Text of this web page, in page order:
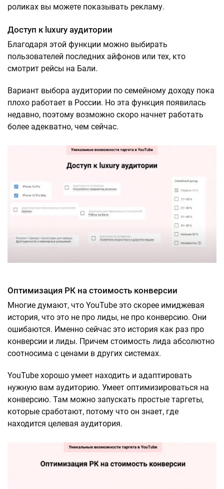
роликах вы можете показывать рекламу.
Доступ к luxury аудитории
Благодаря этой функции можно выбирать
пользователей последних айфонов или тех, кто
смотрит рейсы на Бали.
Вариант выбора аудитории по семейному доходу пока
плохо работает в России. Но эта функция появилась
недавно, поэтому возможно скоро начнет работать
более адекватно, чем сейчас.
Оптимизация РК на стоимость конверсии
Многие думают, что YouTube это скорее имиджевая
история, что это не про лиды, не про конверсию. Они
ошибаются. Именно сейчас это история как раз про
конверсии и лиды. Причем стоимость лида абсолютно
соотносима с ценами в других системах.
YouTube хорошо умеет находить и адаптировать
нужную вам аудиторию. Умеет оптимизироваться на
конверсию. Там можно запускать простые таргеты,
которые сработают, потому что он знает, где
находится целевая аудитория.